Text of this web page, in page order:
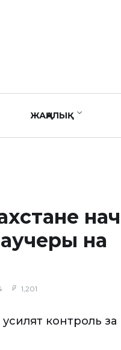
ЖАҢАЛЫҚ
на
1,201
контроль